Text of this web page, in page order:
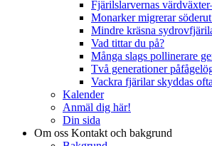
Fjärilslarvernas
Monarker migrerar
Mindre kräsna
Vad tittar du på?
Många slags pollinerare
Två generationer
Vackra fjärilar skyddas
Kalender
Anmäl dig här!
Din sida
Om oss Kontakt och bakgrund